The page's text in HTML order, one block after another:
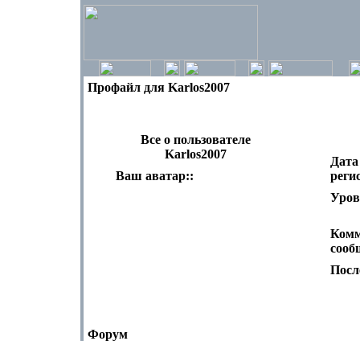
Профайл для Karlos2007
Все о пользователе
Karlos2007
Ваш аватар::
Дата
Форум